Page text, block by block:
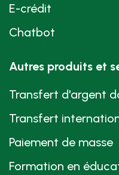
E-crédit
Chatbot
Autres produits et
Transfert d'argent
Transfert
Paiement de masse
Formation en